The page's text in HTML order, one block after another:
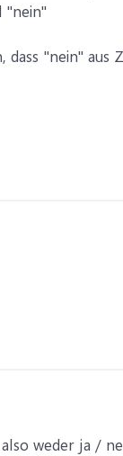
"nein"
dass "nein"
weder ja /